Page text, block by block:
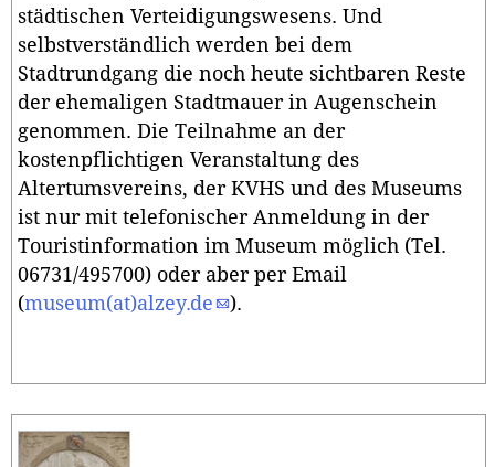
städtischen Verteidigungswesens. Und
selbstverständlich werden bei dem
Stadtrundgang die noch heute sichtbaren Reste
der ehemaligen Stadtmauer in Augenschein
genommen. Die Teilnahme an der
kostenpflichtigen Veranstaltung des
Altertumsvereins, der KVHS und des Museums
ist nur mit telefonischer Anmeldung in der
Touristinformation im Museum möglich (Tel.
06731/495700) oder aber per Email
(museum(at)alzey.de ).